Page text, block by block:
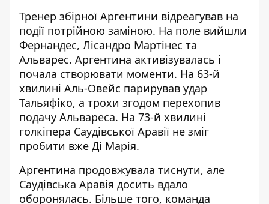
Тренер збірної Аргентини відреагував на
події потрійною заміною. На поле вийшли
Фернандес, Лісандро Мартінес та
Альварес. Аргентина активізувалась і
почала створювати моменти. На 63-й
хвилині Аль-Овейс парирував удар
Тальяфіко, а трохи згодом перехопив
подачу Альвареса. На 73-й хвилині
голкіпера Саудівської Аравії не зміг
пробити вже Ді Марія.
Аргентина продовжувала тиснути, але
Саудівська Аравія досить вдало
оборонялась. Більше того, команда